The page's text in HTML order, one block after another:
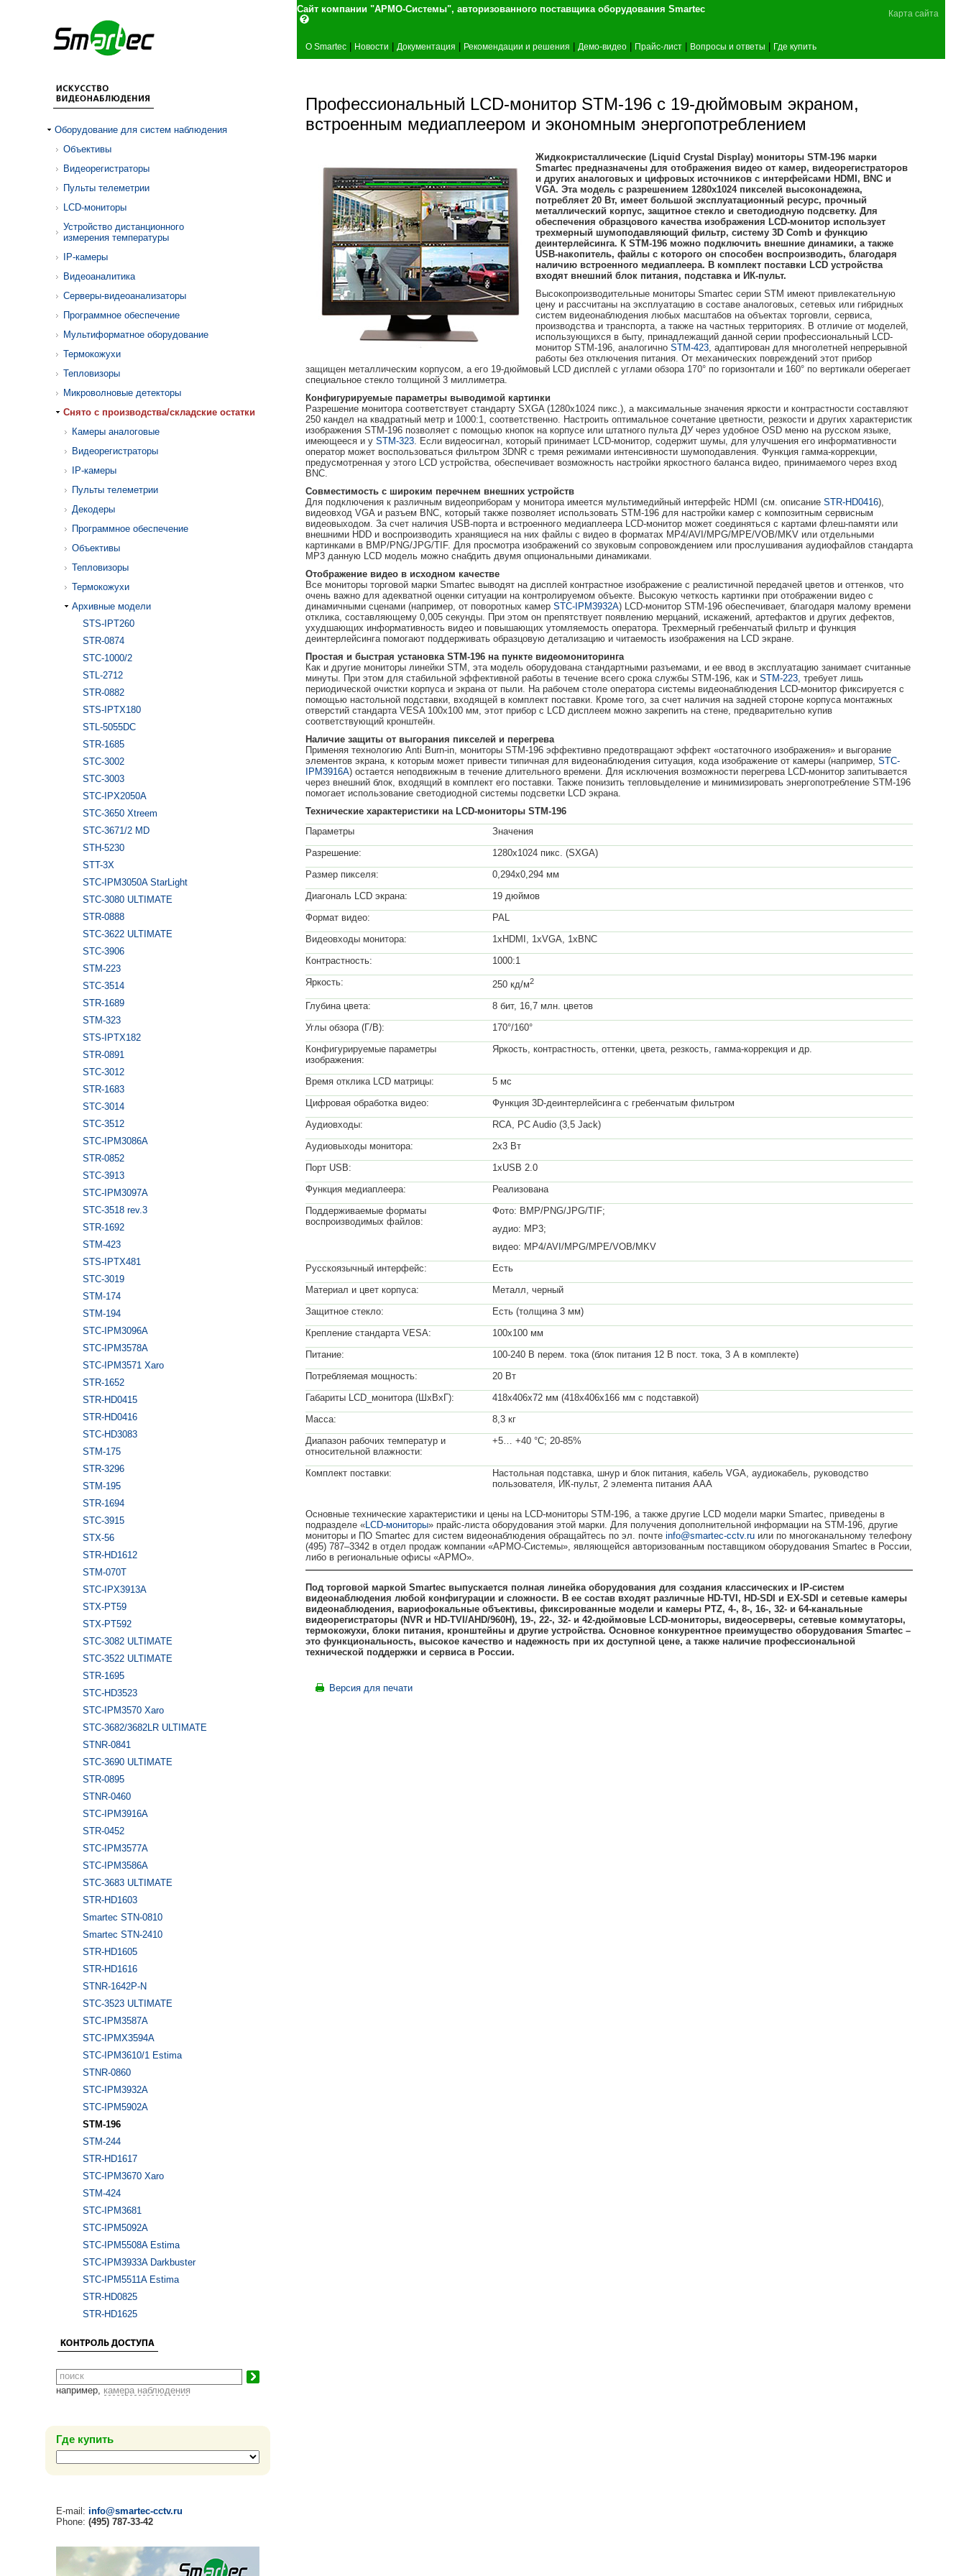
Сайт компании "АРМО-Системы", авторизованного поставщика оборудования Smartec Карта сайта
О Smartec Новости Документация Рекомендации и решения Демо-видео Прайс-лист Вопросы и ответы Где купить
Оборудование для систем наблюдения
Объективы
Видеорегистраторы
Пульты телеметрии
LCD-мониторы
Устройство дистанционного
измерения температуры
IP-камеры
Видеоаналитика
Серверы-видеоанализаторы
Программное обеспечение
Мультиформатное оборудование
Термокожухи
Тепловизоры
Микроволновые детекторы
Cнято с производства/складские остатки
Камеры аналоговые
Видеорегистраторы
IP-камеры
Пульты телеметрии
Декодеры
Программное обеспечение
Объективы
Тепловизоры
Термокожухи
Архивные модели
STS-IPT260
STR-0874
STC-1000/2
STL-2712
STR-0882
STS-IPTX180
STL-5055DC
STR-1685
STC-3002
STC-3003
STC-IPX2050A
STC-3650 Xtreem
STC-3671/2 MD
STH-5230
STT-3X
STC-IPM3050A StarLight
STC-3080 ULTIMATE
STR-0888
STC-3622 ULTIMATE
STC-3906
STM-223
STC-3514
STR-1689
STM-323
STS-IPTX182
STR-0891
STC-3012
STR-1683
STC-3014
STC-3512
STC-IPM3086A
STR-0852
STC-3913
STC-IPM3097A
STC-3518 rev.3
STR-1692
STM-423
STS-IPTX481
STC-3019
STM-174
STM-194
STC-IPM3096A
STC-IPM3578A
STC-IPM3571 Xaro
STR-1652
STR-HD0415
STR-HD0416
STC-HD3083
STM-175
STR-3296
STM-195
STR-1694
STC-3915
STX-56
STR-HD1612
STM-070T
STC-IPX3913A
STX-PT59
STX-PT592
STC-3082 ULTIMATE
STC-3522 ULTIMATE
STR-1695
STC-HD3523
STC-IPM3570 Xaro
STC-3682/3682LR ULTIMATE
STNR-0841
STC-3690 ULTIMATE
STR-0895
STNR-0460
STC-IPM3916A
STR-0452
STC-IPM3577A
STC-IPM3586A
STC-3683 ULTIMATE
STR-HD1603
Smartec STN-0810
Smartec STN-2410
STR-HD1605
STR-HD1616
STNR-1642P-N
STC-3523 ULTIMATE
STC-IPM3587A
STC-IPMX3594A
STC-IPM3610/1 Estima
STNR-0860
STC-IPM3932A
STC-IPM5902А
STM-196
STM-244
STR-HD1617
STC-IPM3670 Xaro
STM-424
STC-IPM3681
STC-IPM5092A
STC-IPM5508A Estima
STC-IPM3933A Darkbuster
STC-IPM5511A Estima
STR-HD0825
STR-HD1625
например, камера наблюдения
Где купить
E-mail: info@smartec-cctv.ru
Phone: (495) 787-33-42
Профессиональный LCD-монитор STM-196 с 19-дюймовым экраном,
встроенным медиаплеером и экономным энергопотреблением
Жидкокристаллические (Liquid Crystal Display) мониторы STM-196 марки
Smartec предназначены для отображения видео от камер, видеорегистраторов
и других аналоговых и цифровых источников с интерфейсами HDMI, BNC и
VGA. Эта модель с разрешением 1280х1024 пикселей высоконадежна,
потребляет 20 Вт, имеет большой эксплуатационный ресурс, прочный
металлический корпус, защитное стекло и светодиодную подсветку. Для
обеспечения образцового качества изображения LCD-монитор использует
трехмерный шумоподавляющий фильтр, систему 3D Comb и функцию
деинтерлейсинга. К STM-196 можно подключить внешние динамики, а также
USB-накопитель, файлы с которого он способен воспроизводить, благодаря
наличию встроенного медиаплеера. В комплект поставки LCD устройства
входят внешний блок питания, подставка и ИК-пульт.
Высокопроизводительные мониторы Smartec серии STM имеют привлекательную
цену и рассчитаны на эксплуатацию в составе аналоговых, сетевых или гибридных
систем видеонаблюдения любых масштабов на объектах торговли, сервиса,
производства и транспорта, а также на частных территориях. В отличие от моделей,
использующихся в быту, принадлежащий данной серии профессиональный LCD-
монитор STM-196, аналогично STM-423, адаптирован для многолетней непрерывной
работы без отключения питания. От механических повреждений этот прибор
защищен металлическим корпусом, а его 19-дюймовый LCD дисплей с углами обзора 170° по горизонтали и 160° по вертикали оберегает
специальное стекло толщиной 3 миллиметра.
Конфигурируемые параметры выводимой картинки
Разрешение монитора соответствует стандарту SXGA (1280х1024 пикс.), а максимальные значения яркости и контрастности составляют
250 кандел на квадратный метр и 1000:1, соответственно. Настроить оптимальное сочетание цветности, резкости и других характеристик
изображения STM-196 позволяет с помощью кнопок на корпусе или штатного пульта ДУ через удобное OSD меню на русском языке,
имеющееся и у STM-323. Если видеосигнал, который принимает LCD-монитор, содержит шумы, для улучшения его информативности
оператор может воспользоваться фильтром 3DNR с тремя режимами интенсивности шумоподавления. Функция гамма-коррекции,
предусмотренная у этого LCD устройства, обеспечивает возможность настройки яркостного баланса видео, принимаемого через вход
BNС.
Совместимость с широким перечнем внешних устройств
Для подключения к различным видеоприборам у монитора имеется мультимедийный интерфейс HDMI (см. описание STR-HD0416),
видеовход VGA и разъем BNC, который также позволяет использовать STM-196 для настройки камер с композитным сервисным
видеовыходом. За счет наличия USB-порта и встроенного медиаплеера LCD-монитор может соединяться с картами флеш-памяти или
внешними HDD и воспроизводить хранящиеся на них файлы с видео в форматах MP4/AVI/MPG/MPE/VOB/MKV или отдельными
картинками в BMP/PNG/JPG/TIF. Для просмотра изображений со звуковым сопровождением или прослушивания аудиофайлов стандарта
MP3 данную LCD модель можно снабдить двумя опциональными динамиками.
Отображение видео в исходном качестве
Все мониторы торговой марки Smartec выводят на дисплей контрастное изображение с реалистичной передачей цветов и оттенков, что
очень важно для адекватной оценки ситуации на контролируемом объекте. Высокую четкость картинки при отображении видео с
динамичными сценами (например, от поворотных камер STC-IPM3932A) LCD-монитор STM-196 обеспечивает, благодаря малому времени
отклика, составляющему 0,005 секунды. При этом он препятствует появлению мерцаний, искажений, артефактов и других дефектов,
ухудшающих информативность видео и повышающих утомляемость оператора. Трехмерный гребенчатый фильтр и функция
деинтерлейсинга помогают поддерживать образцовую детализацию и читаемость изображения на LCD экране.
Простая и быстрая установка STM-196 на пункте видеомониторинга
Как и другие мониторы линейки STM, эта модель оборудована стандартными разъемами, и ее ввод в эксплуатацию занимает считанные
минуты. При этом для стабильной эффективной работы в течение всего срока службы STM-196, как и STM-223, требует лишь
периодической очистки корпуса и экрана от пыли. На рабочем столе оператора системы видеонаблюдения LCD-монитор фиксируется с
помощью настольной подставки, входящей в комплект поставки. Кроме того, за счет наличия на задней стороне корпуса монтажных
отверстий стандарта VESA 100х100 мм, этот прибор с LCD дисплеем можно закрепить на стене, предварительно купив
соответствующий кронштейн.
Наличие защиты от выгорания пикселей и перегрева
Применяя технологию Anti Burn-in, мониторы STM-196 эффективно предотвращают эффект «остаточного изображения» и выгорание
элементов экрана, к которым может привести типичная для видеонаблюдения ситуация, кода изображение от камеры (например, STC-
IPM3916A) остается неподвижным в течение длительного времени. Для исключения возможности перегрева LCD-монитор запитывается
через внешний блок, входящий в комплект его поставки. Также понизить тепловыделение и минимизировать энергопотребление STM-196
помогает использование светодиодной системы подсветки LCD экрана.
Технические характеристики на LCD-мониторы STM-196
Параметры
Значения
Разрешение:
1280x1024 пикс. (SXGA)
Размер пикселя:
0,294x0,294 мм
Диагональ LCD экрана:
19 дюймов
Формат видео:
PAL
Видеовходы монитора:
1хHDMI, 1хVGA, 1хBNC
Контрастность:
1000:1
Яркость:
250 кд/м2
Глубина цвета:
8 бит, 16,7 млн. цветов
Углы обзора (Г/В):
170°/160°
Конфигурируемые параметры
изображения:
Яркость, контрастность, оттенки, цвета, резкость, гамма-коррекция и др.
Время отклика LCD матрицы:
5 мс
Цифровая обработка видео:
Функция 3D-деинтерлейсинга с гребенчатым фильтром
Аудиовходы:
RCA, PC Audio (3,5 Jack)
Аудиовыходы монитора:
2x3 Вт
Порт USB:
1xUSB 2.0
Функция медиаплеера:
Реализована
Поддерживаемые форматы
воспроизводимых файлов:
Фото: BMP/PNG/JPG/TIF;
аудио: MP3;
видео: MP4/AVI/MPG/MPE/VOB/MKV
Русскоязычный интерфейс:
Есть
Материал и цвет корпуса:
Металл, черный
Защитное стекло:
Есть (толщина 3 мм)
Крепление стандарта VESA:
100х100 мм
Питание:
100-240 В перем. тока (блок питания 12 В пост. тока, 3 А в комплекте)
Потребляемая мощность:
20 Вт
Габариты LCD_монитора (ШхВхГ):
418х406х72 мм (418х406х166 мм с подставкой)
Масса:
8,3 кг
Диапазон рабочих температур и
относительной влажности:
+5… +40 °С; 20-85%
Комплект поставки:
Настольная подставка, шнур и блок питания, кабель VGA, аудиокабель, руководство
пользователя, ИК-пульт, 2 элемента питания AAA
Основные технические характеристики и цены на LCD-мониторы STM-196, а также другие LCD модели марки Smartec, приведены в
подразделе «LCD-мониторы» прайс-листа оборудования этой марки. Для получения дополнительной информации на STM-196, другие
мониторы и ПО Smartec для систем видеонаблюдения обращайтесь по эл. почте info@smartec-cctv.ru или по многоканальному телефону
(495) 787–3342 в отдел продаж компании «АРМО-Системы», являющейся авторизованным поставщиком оборудования Smartec в России,
либо в региональные офисы «АРМО».
Под торговой маркой Smartec выпускается полная линейка оборудования для создания классических и IP-систем
видеонаблюдения любой конфигурации и сложности. В ее состав входят различные HD-TVI, HD-SDI и EX-SDI и сетевые камеры
видеонаблюдения, вариофокальные объективы, фиксированные модели и камеры PTZ, 4-, 8-, 16-, 32- и 64-канальные
видеорегистраторы (NVR и HD-TVI/AHD/960H), 19-, 22-, 32- и 42-дюймовые LCD-мониторы, видеосерверы, сетевые коммутаторы,
термокожухи, блоки питания, кронштейны и другие устройства. Основное конкурентное преимущество оборудования Smartec –
это функциональность, высокое качество и надежность при их доступной цене, а также наличие профессиональной
технической поддержки и сервиса в России.
Версия для печати